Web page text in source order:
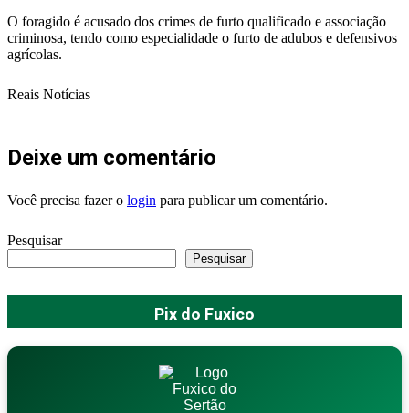
O foragido é acusado dos crimes de furto qualificado e associação
criminosa, tendo como especialidade o furto de adubos e defensivos
agrícolas.
Reais Notícias
Deixe um comentário
Você precisa fazer o login para publicar um comentário.
Pesquisar
Pesquisar
Pix do Fuxico